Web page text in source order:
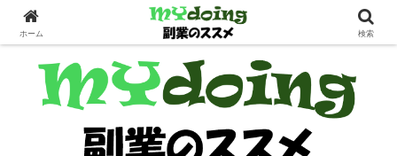
副業界隈
ホーム 検索